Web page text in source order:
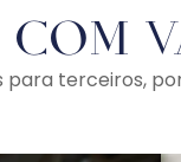
terceiros,